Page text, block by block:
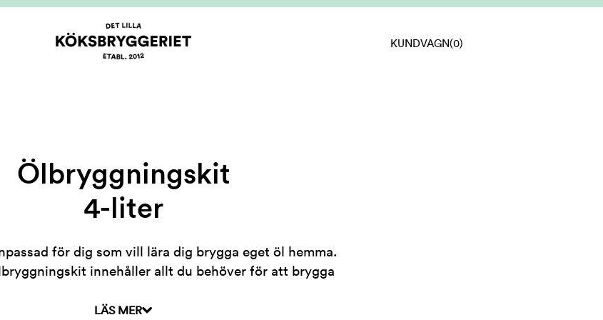
KUNDVAGN(0)
Ölbryggningskit
4-liter
för dig som vill lära dig brygga eget öl hemma.
innehåller allt du behöver för att brygga
LÄS MER